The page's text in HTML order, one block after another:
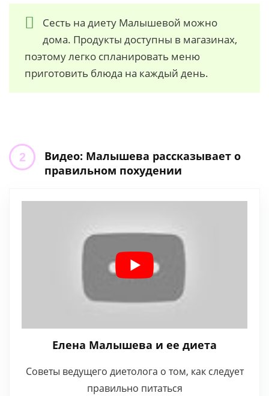
Сесть на диету Малышевой можно
дома. Продукты доступны в магазинах,
поэтому легко спланировать меню
приготовить блюда на каждый день.
Видео: Малышева рассказывает о
правильном похудении
Елена Малышева и ее диета
Советы ведущего диетолога о том, как следует
правильно питаться